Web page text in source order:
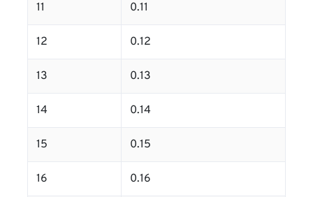
11 0.11
12 0.12
13 0.13
14 0.14
15 0.15
16 0.16